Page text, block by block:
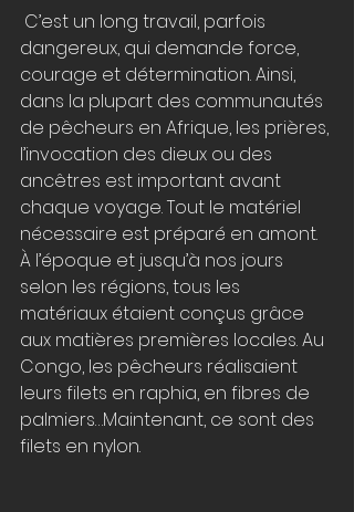
dangereux, qui demande force,
courage et détermination. Ainsi,
dans la plupart des communautés
de pêcheurs en Afrique, les prières,
l’invocation des dieux ou des
ancêtres est important avant
chaque voyage. Tout le matériel
nécessaire est préparé en amont.
À l’époque et jusqu’à nos jours
selon les régions, tous les
matériaux étaient conçus grâce
aux matières premières locales. Au
Congo, les pêcheurs réalisaient
leurs filets en raphia, en fibres de
palmiers…Maintenant, ce sont des
filets en nylon.